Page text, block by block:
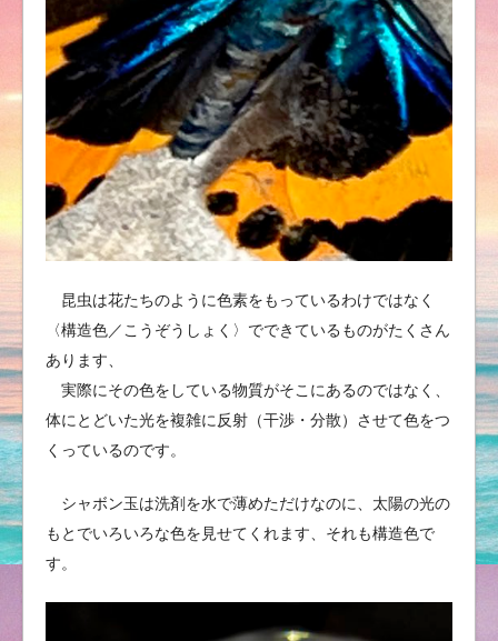
昆虫は花たちのように色素をもっているわけではなく
〈構造色／こうぞうしょく〉でできているものがたくさん
あります、
実際にその色をしている物質がそこにあるのではなく、
体にとどいた光を複雑に反射（干渉・分散）させて色をつ
くっているのです。
シャボン玉は洗剤を水で薄めただけなのに、太陽の光の
もとでいろいろな色を見せてくれます、それも構造色で
す。